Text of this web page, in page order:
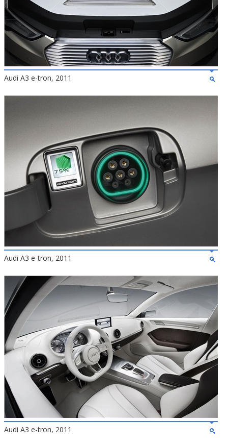
Audi A3 e-tron, 2011
Audi A3 e-tron, 2011
Audi A3 e-tron, 2011